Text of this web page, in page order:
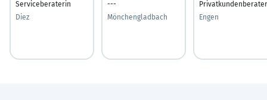
Serviceberaterin
Diez
---
Mönchengladbach
Privatkundenberater
Engen